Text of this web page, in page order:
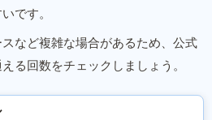
です。
など複雑な場合があるため、公式
る回数をチェックしましょう。